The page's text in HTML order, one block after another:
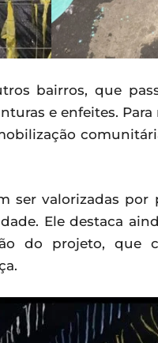
bairros, que
e enfeites.
ser valorizadas por
Ele destaca
do projeto, que